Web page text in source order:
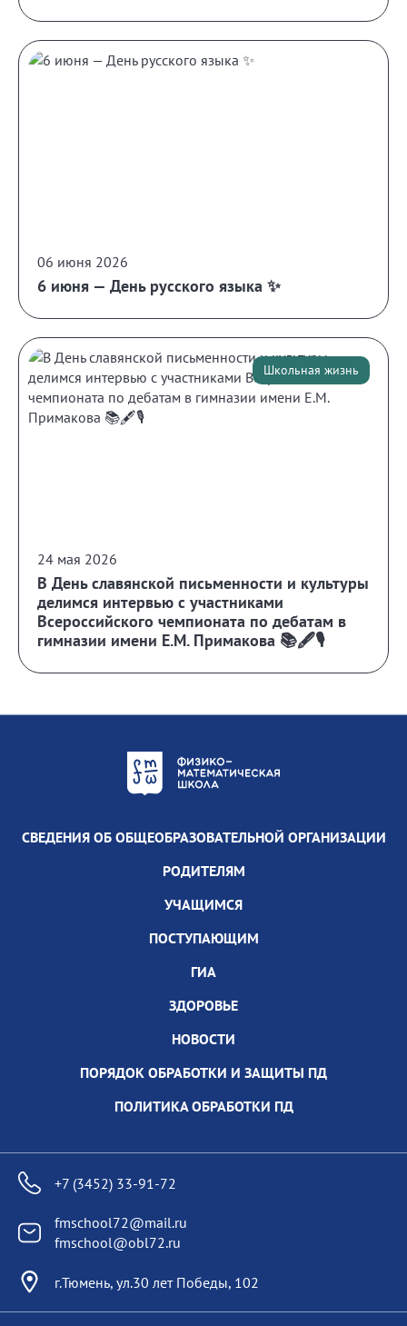
06 июня 2026
6 июня — День русского языка ✨
Школьная жизнь
24 мая 2026
В День славянской письменности и культуры
делимся интервью с участниками
Всероссийского чемпионата по дебатам в
гимназии имени Е.М. Примакова 📚🖋️🎙️
СВЕДЕНИЯ ОБ ОБЩЕОБРАЗОВАТЕЛЬНОЙ ОРГАНИЗАЦИИ
РОДИТЕЛЯМ
УЧАЩИМСЯ
ПОСТУПАЮЩИМ
ГИА
ЗДОРОВЬЕ
НОВОСТИ
ПОРЯДОК ОБРАБОТКИ И ЗАЩИТЫ ПД
ПОЛИТИКА ОБРАБОТКИ ПД
+7 (3452) 33-91-72
fmschool72@mail.ru
fmschool@obl72.ru
г.Тюмень, ул.30 лет Победы, 102